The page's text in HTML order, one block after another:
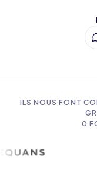
ILS NOUS FONT
0